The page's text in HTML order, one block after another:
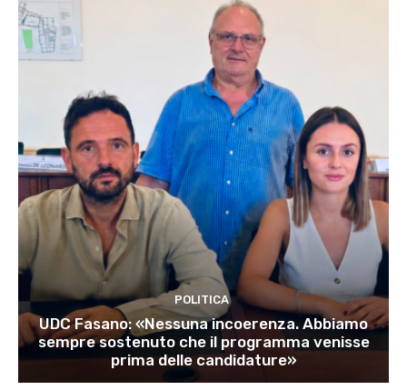
POLITICA
UDC Fasano: «Nessuna incoerenza. Abbiamo
sempre sostenuto che il programma venisse
prima delle candidature»